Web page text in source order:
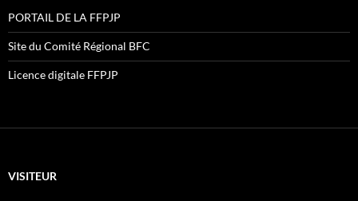
PORTAIL DE LA FFPJP
Site du Comité Régional BFC
Licence digitale FFPJP
VISITEUR